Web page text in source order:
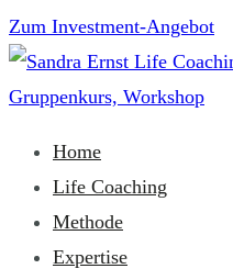
Zum
Inhalt
springen
Zum Investment-Angebot
Sandra Ernst Life Coaching
Home
Life Coaching
Methode
Expertise